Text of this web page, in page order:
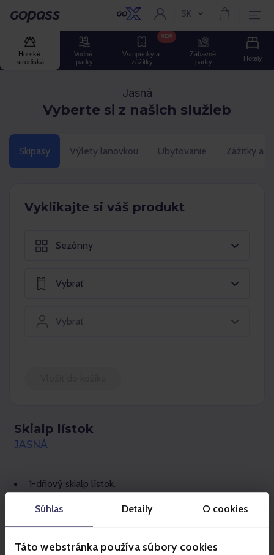
Súhlas Detaily O cookies
Táto webstránka používa súbory cookies
Gopass Aktuální jazyk:
SK
Horské
strediská
Vodné
parky
Vstupenky a
zážitky
NEW
Zábavné
parky
Hotely
Jasná
Vyberte si z našich služieb
Skipasy Výlety lanovkou Ubytovanie Zážitky a
Vyklikajte si váš produkt
Sezónny
Vybrať
Vybrať
Skialp lístok
JASNÁ
1-dňový skialp lístok.
prevádzkovej doby lyžiarskeho strediska (denne od
8:30 do 16:00) aj počas večerného lyžovania (od 18:00
do 20:30 na trase č.10 Chaletová).